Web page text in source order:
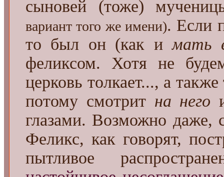
сыновей (тоже)
вариант того же имени). Если
то был он (как имать
феликсом. Хотя не
церковь толкает..., а
потому смотрит на него
глазами. Возможно
Феликс, как говорят,
пытливое